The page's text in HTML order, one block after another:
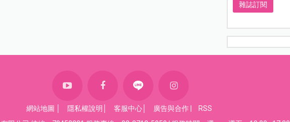
雜誌訂閱
網站地圖 隱私權說明 客服中心 廣告與合作
RSS